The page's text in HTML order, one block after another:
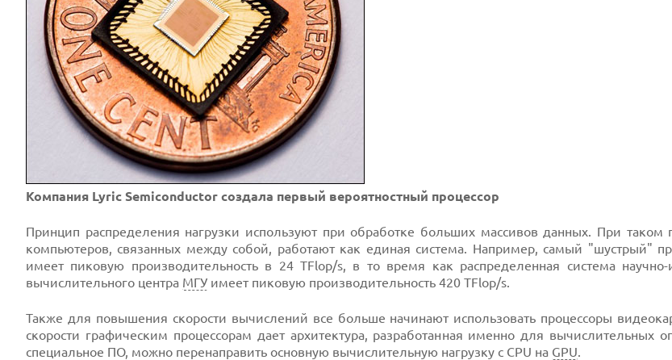
Компания Lyric Semiconductor создала первый вероятностный процессор
Принцип распределения нагрузки используют при обработке больших массивов данных. При таком
компьютеров, связанных между собой, работают как единая система. Например, самый "шустрый"
имеет пиковую производительность в 24 TFlop/s, в то время как распределенная система научно-
вычислительного центра МГУ имеет пиковую производительность 420 TFlop/s.
Также для повышения скорости вычислений все больше начинают использовать процессоры
скорости графическим процессорам дает архитектура, разработанная именно для вычислительных
специальное ПО, можно перенаправить основную вычислительную нагрузку с CPU на GPU.